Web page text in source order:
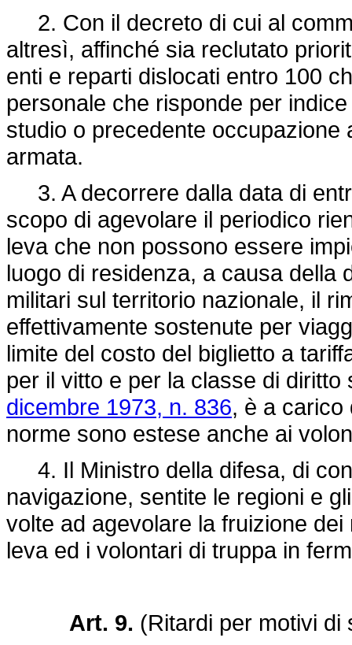
2. Con il decreto di cui al
altresì, affinché sia reclutato
enti e reparti dislocati entro 100
personale che risponde per
studio o precedente
armata.
3. A decorrere dalla data di
scopo di agevolare il periodico
leva che non possono essere
luogo di residenza, a causa della
militari sul territorio nazionale, il
effettivamente sostenute per
limite del costo del biglietto a
per il vitto e per la classe di
dicembre 1973, n. 836, è a carico
norme sono estese anche ai
4. Il Ministro della difesa, di
navigazione, sentite le regioni e
volte ad agevolare la fruizione
leva ed i volontari di truppa in
Art. 9. (Ritardi per motivi di